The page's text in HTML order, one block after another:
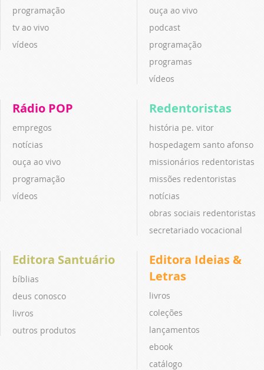
programação
tv ao vivo
vídeos
ouça ao vivo
podcast
programação
programas
vídeos
Rádio POP
empregos
notícias
ouça ao vivo
programação
vídeos
Redentoristas
história pe. vitor
hospedagem santo afonso
missionários redentoristas
missões redentoristas
notícias
obras sociais redentoristas
secretariado vocacional
Editora Santuário
bíblias
deus conosco
livros
outros produtos
Editora Ideias &
Letras
livros
coleções
lançamentos
ebook
catálogo